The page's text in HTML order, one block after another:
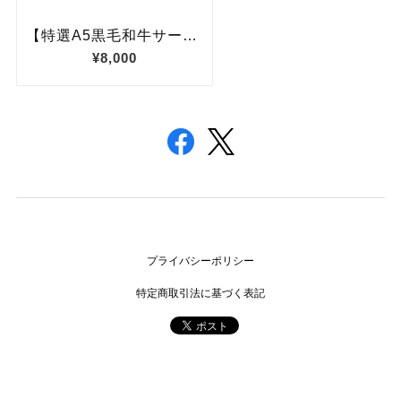
プライバシーポリシー
特定商取引法に基づく表記